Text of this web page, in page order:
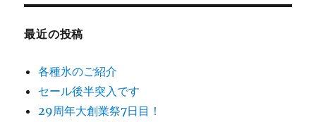
最近の投稿
各種氷のご紹介
セール後半突入です
29周年大創業祭7日目！